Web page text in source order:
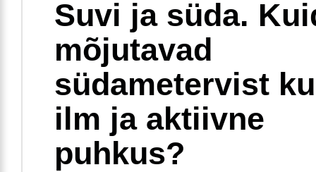
Suvi ja süda.
mõjutavad
südametervist
ilm ja aktiivne
puhkus?